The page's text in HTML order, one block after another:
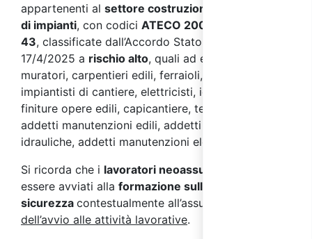
appartenenti al settore costruzioni, installazione
di impianti, con codici ATECO 2007 F 41 - 42 -
43, classificate dall’Accordo Stato Regioni del
17/4/2025 a rischio alto, quali ad esempio:
muratori, carpentieri edili, ferraioli, ponteggiatori,
impiantisti di cantiere, elettricisti, idraulici, addetti
finiture opere edili, capicantiere, tecnici di cantiere,
addetti manutenzioni edili, addetti manutenzioni
idrauliche, addetti manutenzioni elettriche.
Si ricorda che i lavoratori neoassunti
essere avviati alla formazione sulla
sicurezza contestualmente all’assunzione e
dell’avvio alle attività lavorative.